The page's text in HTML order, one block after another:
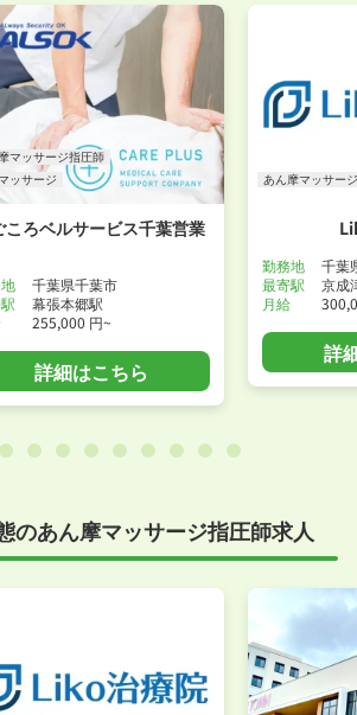
マッサージ指圧師
ッサージ
ころベルサービス千葉営業
千葉県千葉市
幕張本郷駅
255,000 円~
詳細はこちら
あん摩マッサー
勤務地
千葉
最寄駅
京成
月給
詳
のあん摩マッサージ指圧師求人